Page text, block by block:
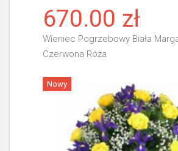
670.00 zł
Wieniec Pogrzebowy Biała
Czerwona Róża
Więcej
Nowy